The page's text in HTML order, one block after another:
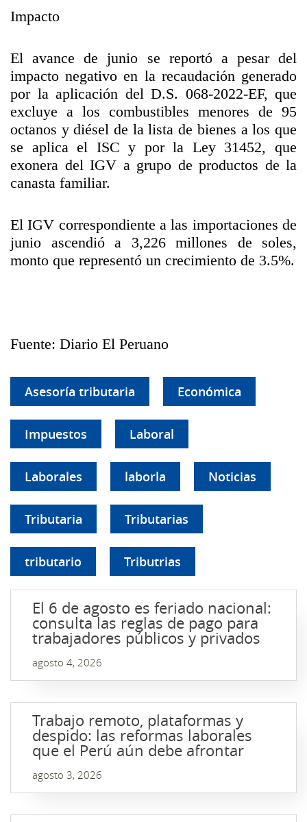
Impacto
El avance de junio se reportó a pesar del
impacto negativo en la recaudación generado
por la aplicación del D.S. 068-2022-EF, que
excluye a los combustibles menores de 95
octanos y diésel de la lista de bienes a los que
se aplica el ISC y por la Ley 31452, que
exonera del IGV a grupo de productos de la
canasta familiar.
El IGV correspondiente a las importaciones de
junio ascendió a 3,226 millones de soles,
monto que representó un crecimiento de 3.5%.
Fuente: Diario El Peruano
Asesoría tributaria Económica
Impuestos Laboral
Laborales laborla Noticias
Tributaria Tributarias
tributario Tributrias
El 6 de agosto es feriado nacional:
consulta las reglas de pago para
trabajadores públicos y privados
agosto 4, 2026
Trabajo remoto, plataformas y
despido: las reformas laborales
que el Perú aún debe afrontar
agosto 3, 2026